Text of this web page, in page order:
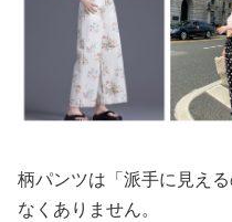
柄パンツは「派手に見え
なくありません。